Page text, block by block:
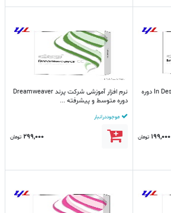
نرم افزار آموزشی شرکت پرند In Design دوره
199,000 تومان
نرم افزار آموزشی شرکت پرند Dreamweaver
دوره متوسط و پیشرفته ...
موجود در انبار
299,000 تومان